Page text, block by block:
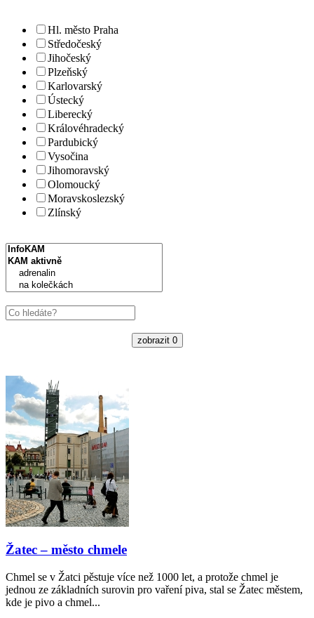
Hl. město Praha
Středočeský
Jihočeský
Plzeňský
Karlovarský
Ústecký
Liberecký
Královéhradecký
Pardubický
Vysočina
Jihomoravský
Olomoucký
Moravskoslezský
Zlínský
zobrazit 0
Žatec – město chmele
Chmel se v Žatci pěstuje více než 1000 let, a protože chmel je
jednou ze základních surovin pro vaření piva, stal se Žatec městem,
kde je pivo a chmel...